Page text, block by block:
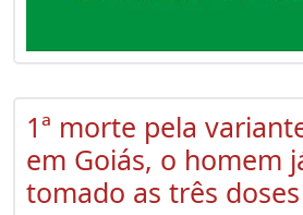
1ª morte pela
em Goiás, o homem
tomado as três